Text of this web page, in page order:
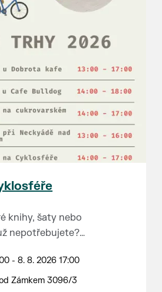
knihy, šaty nebo
nepotřebujete?
jiného?
staré sbírky, která
- 8. 8. 2026 17:00
Zámkem 3096/3